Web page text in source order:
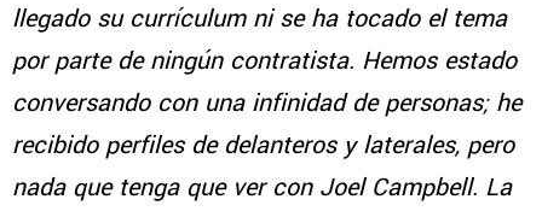
llegado su currículum ni se ha tocado el tema
por parte de ningún contratista. Hemos estado
conversando con una infinidad de personas; he
recibido perfiles de delanteros y laterales, pero
nada que tenga que ver con Joel Campbell. La